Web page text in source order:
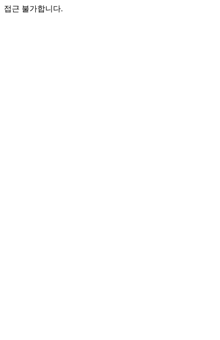
접근 불가합니다.